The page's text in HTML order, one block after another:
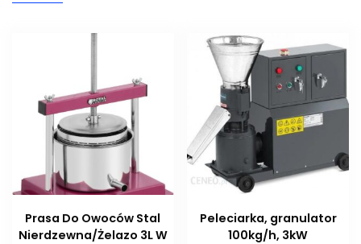
Prasa Do Owoców Stal
Nierdzewna/Żelazo 3L W
Peleciarka, granulator
100kg/h, 3kW